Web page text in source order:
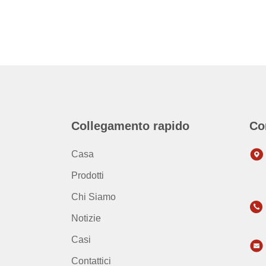
Collegamento rapido
Casa
Prodotti
Chi Siamo
Notizie
Casi
Contattici